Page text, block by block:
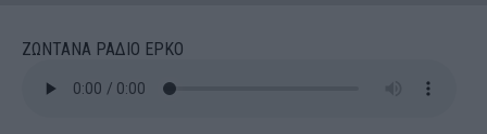
ΖΩΝΤΑΝΑ ΡΑΔΙΟ ΕΡΚΟ